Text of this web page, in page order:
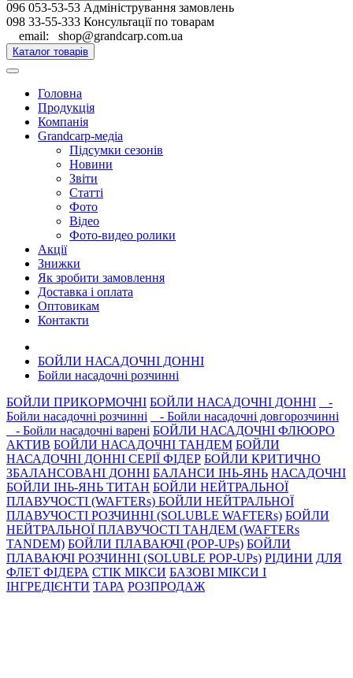
096 053-53-53 Адміністрування замовлень
098 33-55-333 Консультації по товарам
email: shop@grandcarp.com.ua
Каталог товарів
Головна
Продукція
Компанія
Grandcarp-медіа
Підсумки сезонів
Новини
Звіти
Статті
Фото
Відео
Фото-видео ролики
Акції
Знижки
Як зробити замовлення
Доставка і оплата
Оптовикам
Контакти
БОЙЛИ НАСАДОЧНI ДОННI
Бойли насадочнi розчиннi
БОЙЛИ ПРИКОРМОЧНI БОЙЛИ НАСАДОЧНI ДОННI
-
Бойли насадочнi розчиннi
- Бойли насадочнi довгорозчиннi
- Бойли насадочнi варенi БОЙЛИ НАСАДОЧНІ ФЛЮОРО
АКТИВ БОЙЛИ НАСАДОЧНІ ТАНДЕМ БОЙЛИ
НАСАДОЧНI ДОННI СЕРIÏ ФIДЕР БОЙЛИ КРИТИЧНО
ЗБАЛАНСОВАНІ ДОННІ БАЛАНСИ ІНЬ-ЯНЬ НАСАДОЧНІ
БОЙЛИ ІНЬ-ЯНЬ ТИТАН БОЙЛИ НЕЙТРАЛЬНОÏ
ПЛАВУЧОСТI (WAFTERs) БОЙЛИ НЕЙТРАЛЬНОЇ
ПЛАВУЧОСТІ РОЗЧИННІ (SOLUBLE WAFTERs) БОЙЛИ
НЕЙТРАЛЬНОЇ ПЛАВУЧОСТІ ТАНДЕМ (WAFTERs
TANDEM) БОЙЛИ ПЛАВАЮЧІ (POP-UPs) БОЙЛИ
ПЛАВАЮЧI РОЗЧИННI (SOLUBLE POP-UPs) РIДИНИ ДЛЯ
ФЛЕТ ФІДЕРА СТIК МIКСИ БАЗОВІ МІКСИ І
ІНГРЕДІЄНТИ ТАРА РОЗПРОДАЖ